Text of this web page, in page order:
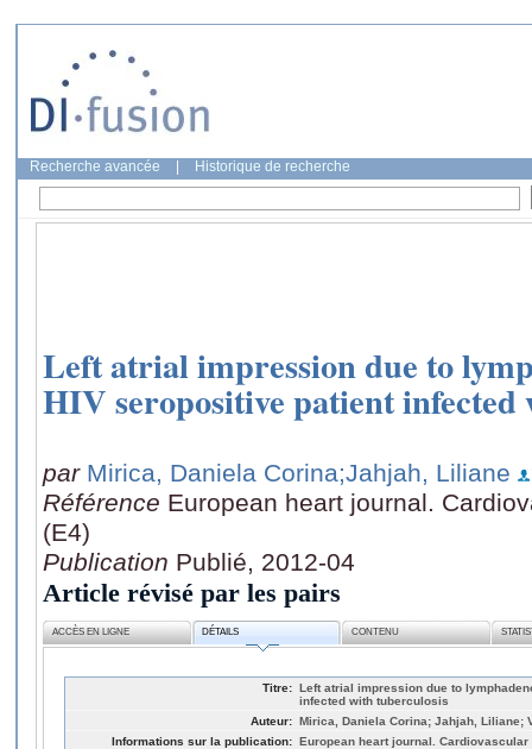
Recherche avancée Historique de recherche
Left atrial impression due to
HIV seropositive patient
par Mirica, Daniela Corina;Jahjah, Liliane
Référence European heart journal.
(E4)
Publication Publié, 2012-04
Article révisé par les pairs
ACCÈS EN LIGNE DÉTAILS CONTENU
Titre: Left atrial impression due to
infected with tuberculosis
Auteur: Mirica, Daniela Corina; Jahjah, Liliane;
Informations sur la publication: European heart journal. Cardiovascular